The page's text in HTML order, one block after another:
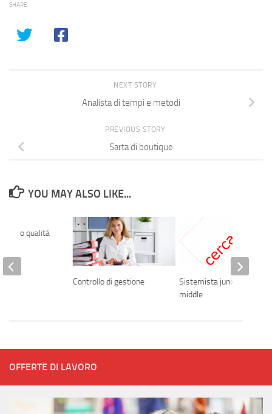
SHARE
NEXT STORY
Analista di tempi e metodi
PREVIOUS STORY
Sarta di boutique
YOU MAY ALSO LIKE...
Controllo di gestione
Sistemista junior /
middle
qualità
OFFERTE DI LAVORO